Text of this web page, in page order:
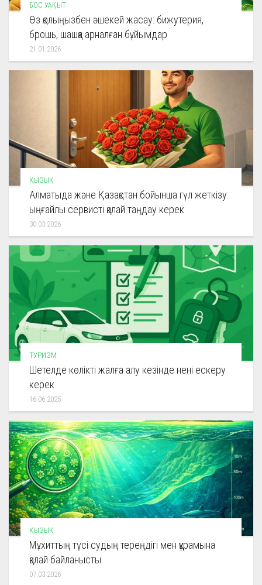
БОС УАҚЫТ
Өз қолыңызбен әшекей жасау: бижутерия,
брошь, шашқа арналған бұйымдар
21.01.2026
ҚЫЗЫҚ
Алматыда және Қазақстан бойынша гүл жеткізу:
ыңғайлы сервисті қалай таңдау керек
30.03.2026
ТУРИЗМ
Шетелде көлікті жалға алу кезінде нені ескеру
керек
16.06.2025
ҚЫЗЫҚ
Мұхиттың түсі судың тереңдігі мен құрамына
қалай байланысты
07.03.2026